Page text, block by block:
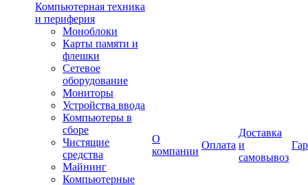
Компьютерная техника
и периферия
Моноблоки
Карты памяти и
флешки
Сетевое
оборудование
Мониторы
Устройства ввода
Компьютеры в
сборе
Чистящие
средства
Майнинг
Компьютерные
О
компании
Оплата
Доставка
и
самовывоз